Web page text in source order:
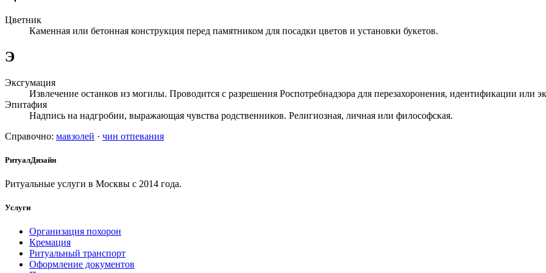
Цветник
Каменная или бетонная конструкция перед памятником для посадки цветов и установки букетов.
Э
Эксгумация
Извлечение останков из могилы. Проводится с разрешения Роспотребнадзора для перезахоронения, идентификации или
Эпитафия
Надпись на надгробии, выражающая чувства родственников. Религиозная, личная или философская.
Справочно: мавзолей · чин отпевания
РитуалДизайн
Ритуальные услуги в Москвы с 2014 года.
Услуги
Организация похорон
Кремация
Ритуальный транспорт
Оформление документов